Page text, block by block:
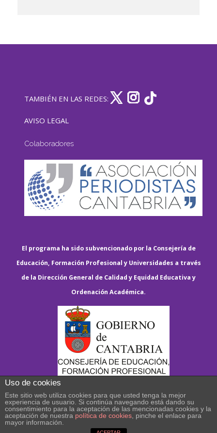
TAMBIÉN EN LAS REDES:
AVISO LEGAL
Colaboradores
El programa ha sido subvencionado por la Consejería de
Educación, Formación Profesional y Universidades a través
de la Dirección General de Calidad y Equidad Educativa y
Ordenación Académica.
Uso de cookies
Este sitio web utiliza cookies para que usted tenga la mejor
experiencia de usuario. Si continúa navegando está dando su
consentimiento para la aceptación de las mencionadas cookies y la
aceptación de nuestra política de cookies , pinche el enlace para
mayor información.